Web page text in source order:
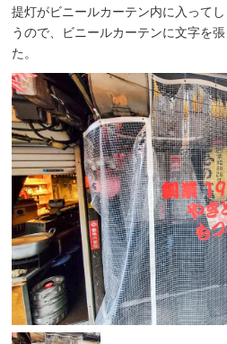
提灯がビニールカーテン内に入って
うので、ビニールカーテンに文字を
た。